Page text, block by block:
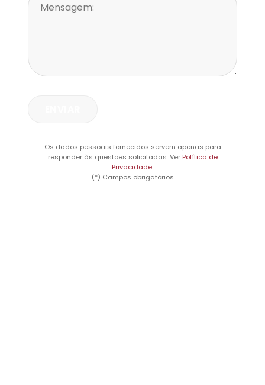
Os dados pessoais fornecidos servem apenas para
responder às questões solicitadas. Ver Política de
Privacidade.
(*) Campos obrigatórios